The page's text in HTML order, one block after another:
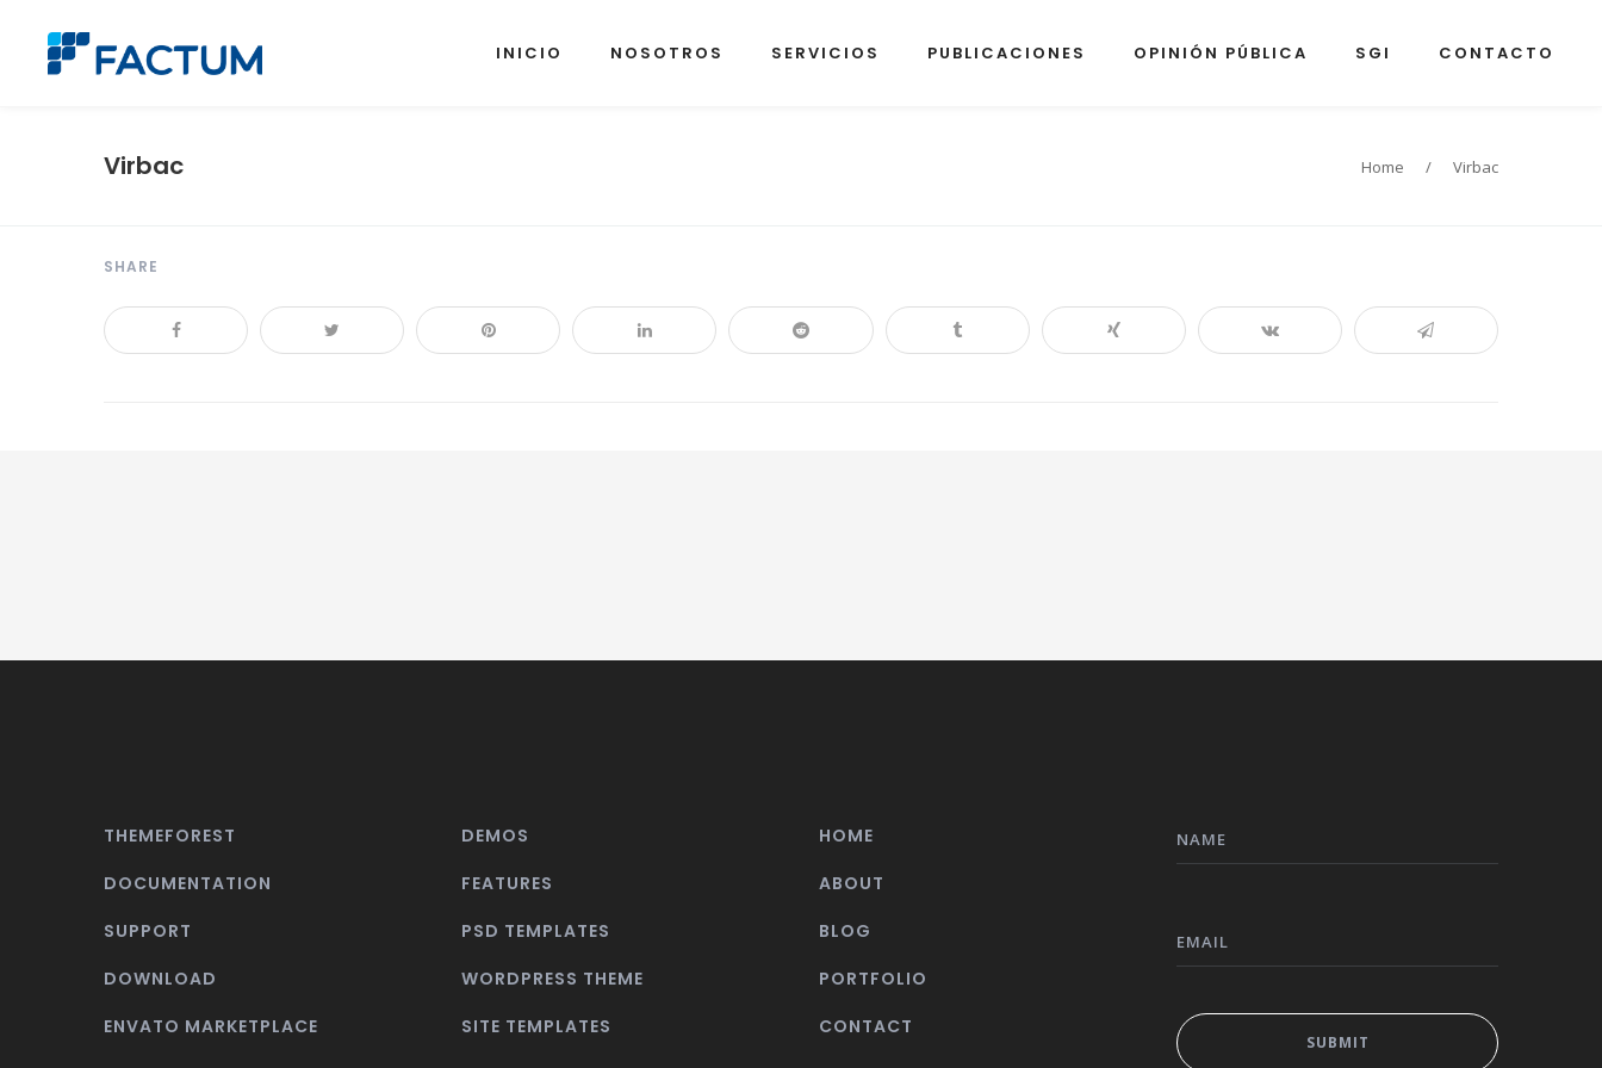
INICIO NOSOTROS SERVICIOS PUBLICACIONES OPINIÓN PÚBLICA SGI CONTACTO
Virbac Home / Virbac
SHARE
THEMEFOREST
DOCUMENTATION
SUPPORT
DOWNLOAD
ENVATO MARKETPLACE
DEMOS
FEATURES
PSD TEMPLATES
WORDPRESS THEME
SITE TEMPLATES
HOME
ABOUT
BLOG
PORTFOLIO
CONTACT